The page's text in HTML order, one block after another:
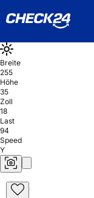
Breite
255
Höhe
35
Zoll
18
Last
94
Speed
Y